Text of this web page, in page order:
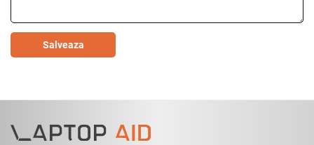
Salveaza